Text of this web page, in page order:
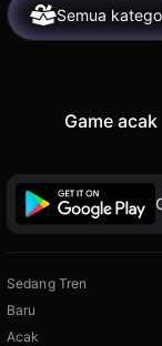
Semua
Game acak
Sedang Tren
Baru
Acak